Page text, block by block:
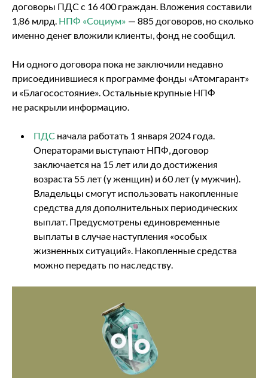
договоры ПДС с 16 400 граждан. Вложения составили
1,86 млрд. НПФ «Социум» — 885 договоров, но сколько
именно денег вложили клиенты, фонд не сообщил.
Ни одного договора пока не заключили недавно
присоединившиеся к программе фонды «Атомгарант»
и «Благосостояние». Остальные крупные НПФ
не раскрыли информацию.
ПДС начала работать 1 января 2024 года.
Операторами выступают НПФ, договор
заключается на 15 лет или до достижения
возраста 55 лет (у женщин) и 60 лет (у мужчин).
Владельцы смогут использовать накопленные
средства для дополнительных периодических
выплат. Предусмотрены единовременные
выплаты в случае наступления «особых
жизненных ситуаций». Накопленные средства
можно передать по наследству.